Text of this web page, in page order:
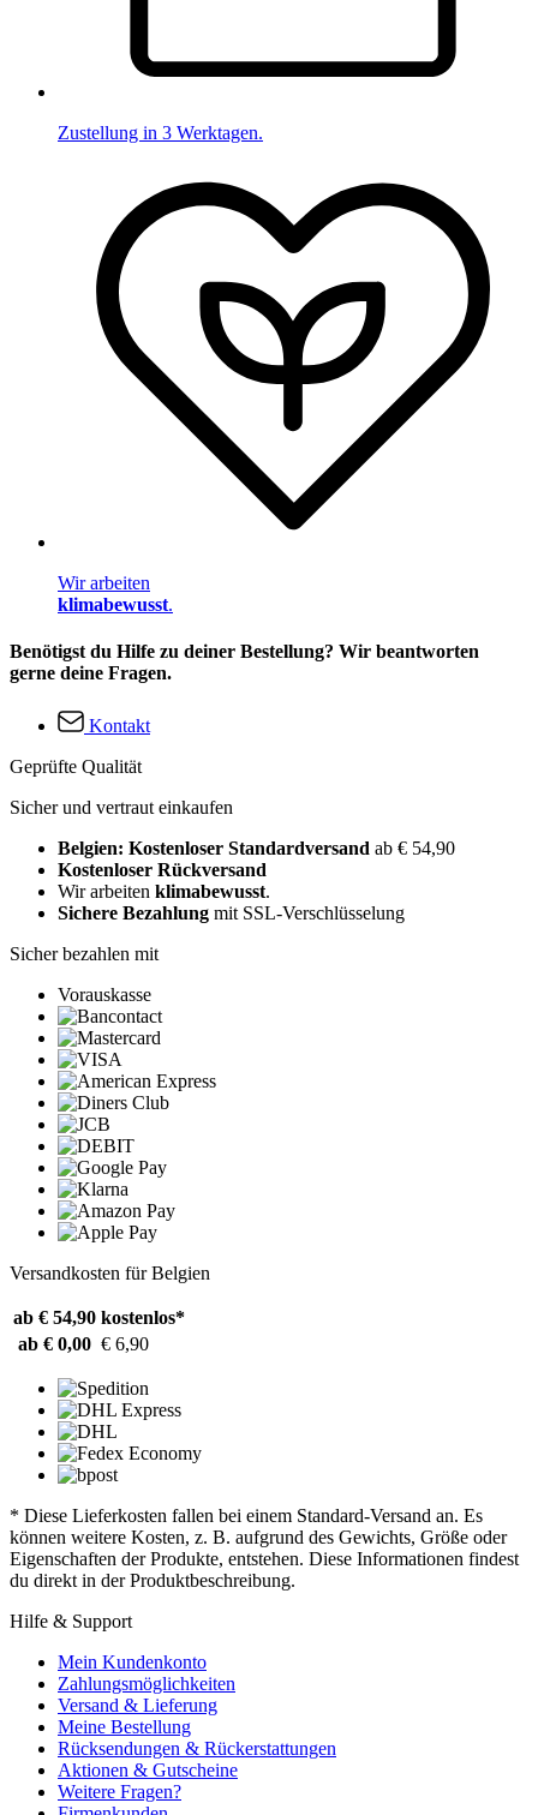
Zustellung in 3 Werktagen.
Wir arbeiten
klimabewusst.
Benötigst du Hilfe zu deiner Bestellung? Wir beantworten
gerne deine Fragen.
Kontakt
Geprüfte Qualität
Sicher und vertraut einkaufen
Belgien: Kostenloser Standardversand ab € 54,90
Kostenloser Rückversand
Wir arbeiten klimabewusst.
Sichere Bezahlung mit SSL-Verschlüsselung
Sicher bezahlen mit
Vorauskasse
Versandkosten für Belgien
ab € 54,90 kostenlos*
ab € 0,00 € 6,90
* Diese Lieferkosten fallen bei einem Standard-Versand an. Es
können weitere Kosten, z. B. aufgrund des Gewichts, Größe oder
Eigenschaften der Produkte, entstehen. Diese Informationen findest
du direkt in der Produktbeschreibung.
Hilfe & Support
Mein Kundenkonto
Zahlungsmöglichkeiten
Versand & Lieferung
Meine Bestellung
Rücksendungen & Rückerstattungen
Aktionen & Gutscheine
Weitere Fragen?